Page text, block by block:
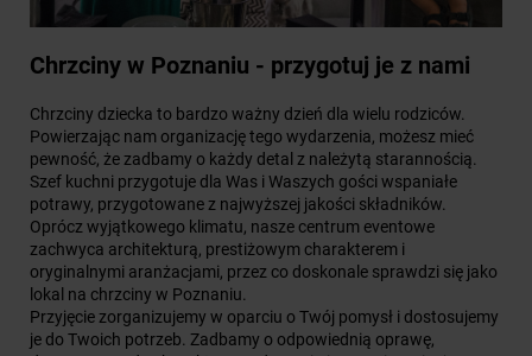
Chrzciny w Poznaniu - przygotuj je z nami
Chrzciny dziecka to bardzo ważny dzień dla wielu rodziców.
Powierzając nam organizację tego wydarzenia, możesz mieć
pewność, że zadbamy o każdy detal z należytą starannością.
Szef kuchni przygotuje dla Was i Waszych gości wspaniałe
potrawy, przygotowane z najwyższej jakości składników.
Oprócz wyjątkowego klimatu, nasze centrum eventowe
zachwyca architekturą, prestiżowym charakterem i
oryginalnymi aranżacjami, przez co doskonale sprawdzi się jako
lokal na chrzciny w Poznaniu.
Przyjęcie zorganizujemy w oparciu o Twój pomysł i dostosujemy
je do Twoich potrzeb. Zadbamy o odpowiednią oprawę,